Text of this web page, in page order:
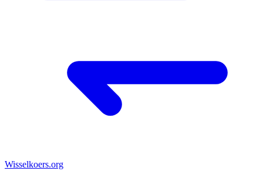
Wisselkoers.org